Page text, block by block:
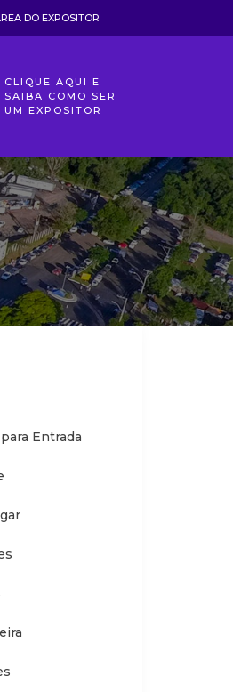
DO EXPOSITOR
CLIQUE AQUI E
SAIBA COMO SER
UM EXPOSITOR
Entrada